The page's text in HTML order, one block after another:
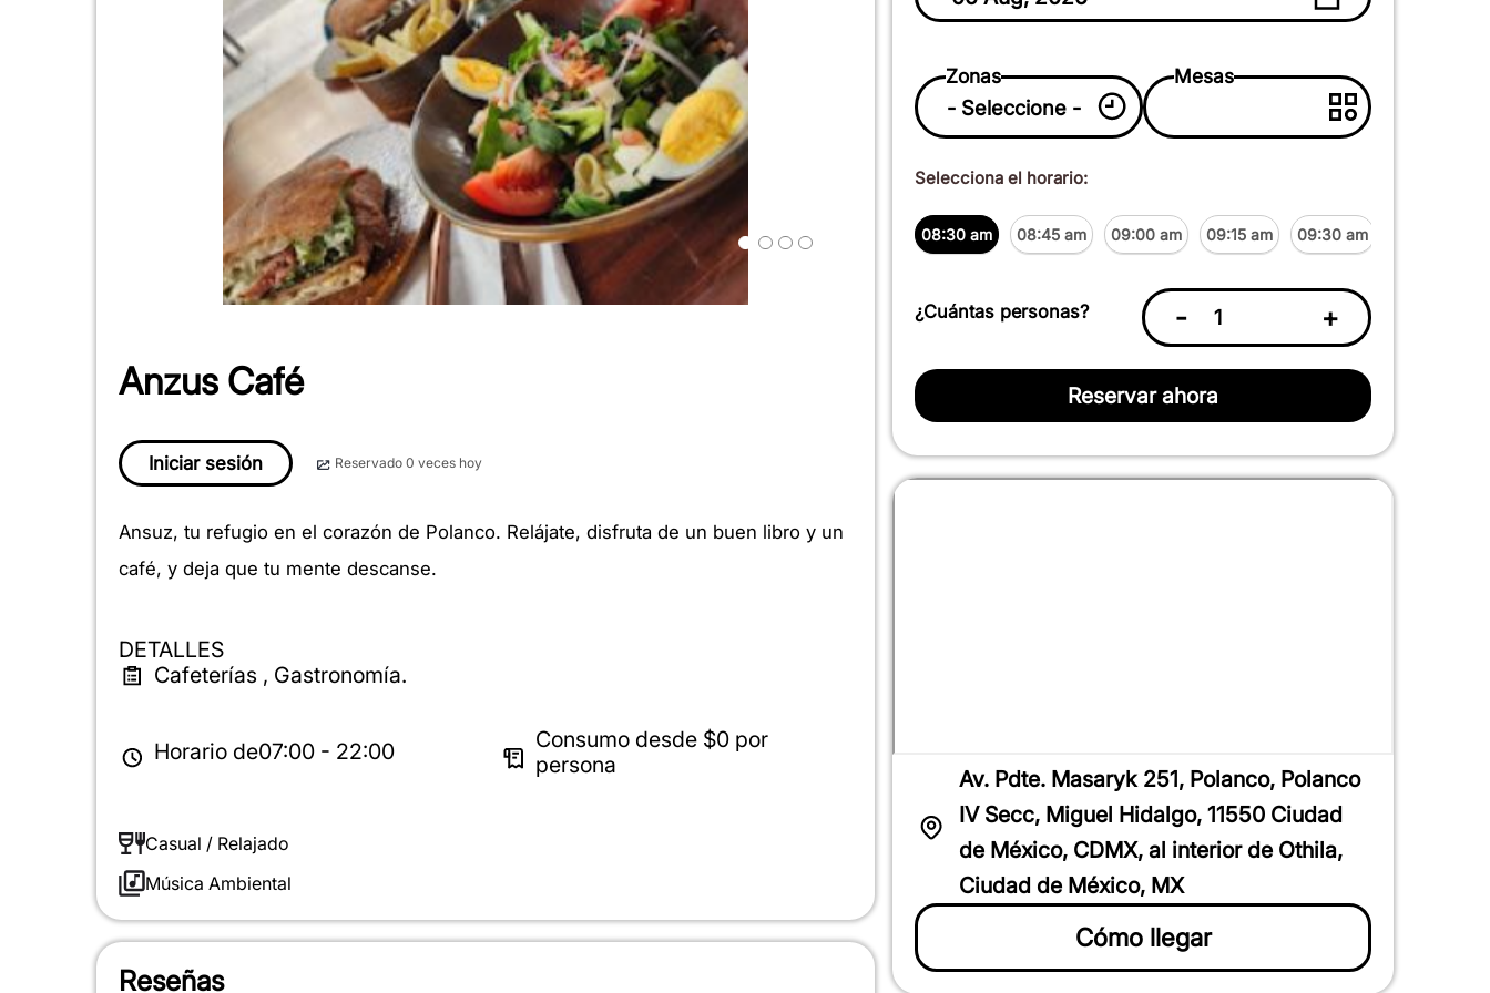
Anzus Café
Iniciar sesión Reservado 0 veces hoy
Ansuz, tu refugio en el corazón de Polanco. Relájate, disfruta de un buen libro y un
café, y deja que tu mente descanse.
DETALLES
Cafeterías , Gastronomía.
Horario de07:00 - 22:00 Consumo desde $0por
persona
Casual / Relajado
Música Ambiental
Reseñas
Mesas
Zonas
Selecciona el horario:
08:30 am 08:45 am 09:00 am 09:15 am 09:30 am
¿Cuántas personas? - +
Reservar ahora
Av. Pdte. Masaryk 251, Polanco, Polanco
IV Secc, Miguel Hidalgo, 11550 Ciudad
de México, CDMX, al interior de Othila,
Ciudad de México, MX
Cómo llegar